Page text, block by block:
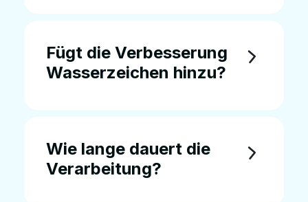
Fügt die Verbesserung
Wasserzeichen hinzu?
Wie lange dauert die
Verarbeitung?